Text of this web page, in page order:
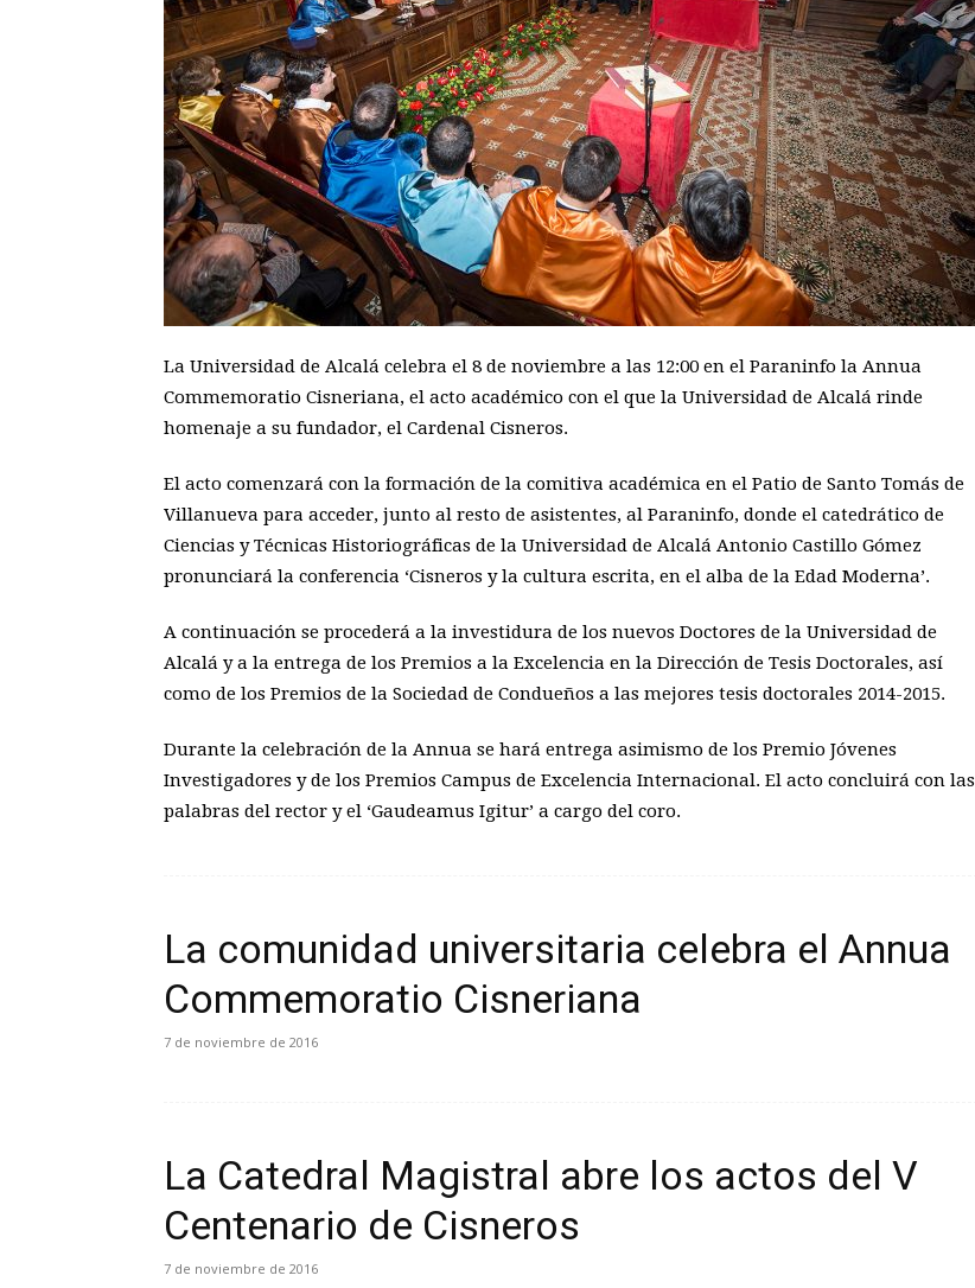
La Universidad de Alcalá celebra el 8 de noviembre a las 12:00 en el Paraninfo la Annua
Commemoratio Cisneriana, el acto académico con el que la Universidad de Alcalá rinde
homenaje a su fundador, el Cardenal Cisneros.
El acto comenzará con la formación de la comitiva académica en el Patio de Santo Tomás de
Villanueva para acceder, junto al resto de asistentes, al Paraninfo, donde el catedrático de
Ciencias y Técnicas Historiográficas de la Universidad de Alcalá Antonio Castillo Gómez
pronunciará la conferencia ‘Cisneros y la cultura escrita, en el alba de la Edad Moderna’.
A continuación se procederá a la investidura de los nuevos Doctores de la Universidad de
Alcalá y a la entrega de los Premios a la Excelencia en la Dirección de Tesis Doctorales, así
como de los Premios de la Sociedad de Condueños a las mejores tesis doctorales 2014-2015.
Durante la celebración de la Annua se hará entrega asimismo de los Premio Jóvenes
Investigadores y de los Premios Campus de Excelencia Internacional. El acto concluirá con las
palabras del rector y el ‘Gaudeamus Igitur’ a cargo del coro.
La comunidad universitaria celebra el Annua
Commemoratio Cisneriana
7 de noviembre de 2016
La Catedral Magistral abre los actos del V
Centenario de Cisneros
7 de noviembre de 2016